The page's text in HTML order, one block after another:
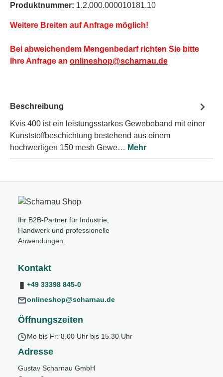
Produktnummer: 1.2.000.000010181.10
Weitere Breiten auf Anfrage möglich!
Bei abweichendem Mengenbedarf richten Sie bitte
Ihre Anfrage an onlineshop@scharnau.de
Beschreibung
Kvis 400 ist ein leistungsstarkes Gewebeband mit einer
Kunststoffbeschichtung bestehend aus einem
hochwertigen 150 mesh Gewe… Mehr
Ihr B2B-Partner für Industrie,
Handwerk und professionelle
Anwendungen.
Kontakt
+49 33398 845-0
onlineshop@scharnau.de
Öffnungszeiten
Mo bis Fr: 8.00 Uhr bis 15.30 Uhr
Adresse
Gustav Scharnau GmbH